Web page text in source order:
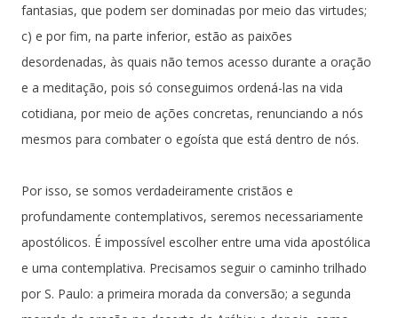
fantasias, que podem ser dominadas por meio das virtudes;
c) e por fim, na parte inferior, estão as paixões
desordenadas, às quais não temos acesso durante a oração
e a meditação, pois só conseguimos ordená-las na vida
cotidiana, por meio de ações concretas, renunciando a nós
mesmos para combater o egoísta que está dentro de nós.
Por isso, se somos verdadeiramente cristãos e
profundamente contemplativos, seremos necessariamente
apostólicos. É impossível escolher entre uma vida apostólica
e uma contemplativa. Precisamos seguir o caminho trilhado
por S. Paulo: a primeira morada da conversão; a segunda